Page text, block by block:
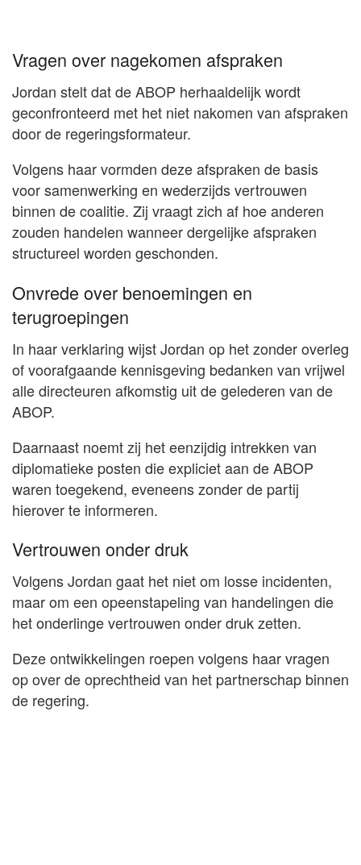
Vragen over nagekomen afspraken
Jordan stelt dat de ABOP herhaaldelijk wordt
geconfronteerd met het niet nakomen van afspraken
door de regeringsformateur.
Volgens haar vormden deze afspraken de basis
voor samenwerking en wederzijds vertrouwen
binnen de coalitie. Zij vraagt zich af hoe anderen
zouden handelen wanneer dergelijke afspraken
structureel worden geschonden.
Onvrede over benoemingen en
terugroepingen
In haar verklaring wijst Jordan op het zonder overleg
of voorafgaande kennisgeving bedanken van vrijwel
alle directeuren afkomstig uit de gelederen van de
ABOP.
Daarnaast noemt zij het eenzijdig intrekken van
diplomatieke posten die expliciet aan de ABOP
waren toegekend, eveneens zonder de partij
hierover te informeren.
Vertrouwen onder druk
Volgens Jordan gaat het niet om losse incidenten,
maar om een opeenstapeling van handelingen die
het onderlinge vertrouwen onder druk zetten.
Deze ontwikkelingen roepen volgens haar vragen
op over de oprechtheid van het partnerschap binnen
de regering.